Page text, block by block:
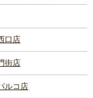
口店
街店
ルコ店